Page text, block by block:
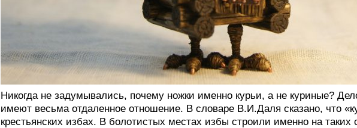
Никогда не задумывались, почему ножки именно курьи, а не куриные?
имеют весьма отдаленное отношение. В словаре В.И.Даля сказано, что
крестьянских избах. В болотистых местах избы строили именно на